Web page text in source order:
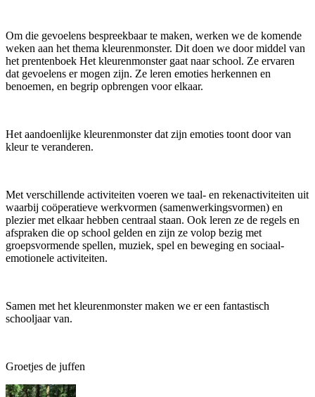
Om die gevoelens bespreekbaar te maken, werken we de komende
weken aan het thema kleurenmonster. Dit doen we door middel van
het prentenboek Het kleurenmonster gaat naar school. Ze ervaren
dat gevoelens er mogen zijn. Ze leren emoties herkennen en
benoemen, en begrip opbrengen voor elkaar.
Het aandoenlijke kleurenmonster dat zijn emoties toont door van
kleur te veranderen.
Met verschillende activiteiten voeren we taal- en rekenactiviteiten uit
waarbij coöperatieve werkvormen (samenwerkingsvormen) en
plezier met elkaar hebben centraal staan. Ook leren ze de regels en
afspraken die op school gelden en zijn ze volop bezig met
groepsvormende spellen, muziek, spel en beweging en sociaal-
emotionele activiteiten.
Samen met het kleurenmonster maken we er een fantastisch
schooljaar van.
Groetjes de juffen